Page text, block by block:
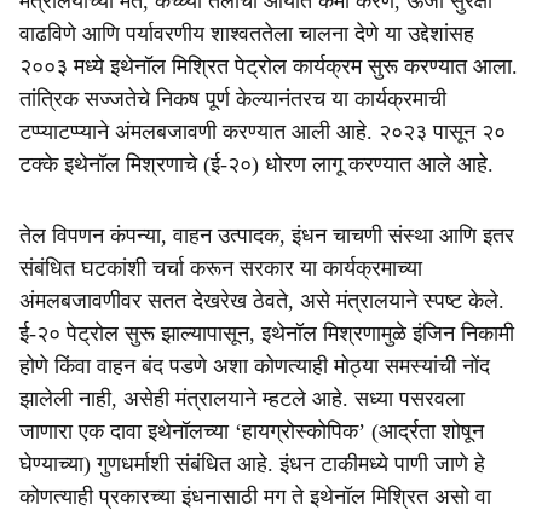
वाढविणे आणि पर्यावरणीय शाश्वततेला चालना देणे या उद्देशांसह
२००३ मध्ये इथेनॉल मिश्रित पेट्रोल कार्यक्रम सुरू करण्यात आला.
तांत्रिक सज्जतेचे निकष पूर्ण केल्यानंतरच या कार्यक्रमाची
टप्प्याटप्प्याने अंमलबजावणी करण्यात आली आहे. २०२३ पासून २०
टक्के इथेनॉल मिश्रणाचे (ई-२०) धोरण लागू करण्यात आले आहे.
तेल विपणन कंपन्या, वाहन उत्पादक, इंधन चाचणी संस्था आणि इतर
संबंधित घटकांशी चर्चा करून सरकार या कार्यक्रमाच्या
अंमलबजावणीवर सतत देखरेख ठेवते, असे मंत्रालयाने स्पष्ट केले.
ई-२० पेट्रोल सुरू झाल्यापासून, इथेनॉल मिश्रणामुळे इंजिन निकामी
होणे किंवा वाहन बंद पडणे अशा कोणत्याही मोठ्या समस्यांची नोंद
झालेली नाही, असेही मंत्रालयाने म्हटले आहे. सध्या पसरवला
जाणारा एक दावा इथेनॉलच्या ‘हायग्रोस्कोपिक’ (आर्द्रता शोषून
घेण्याच्या) गुणधर्माशी संबंधित आहे. इंधन टाकीमध्ये पाणी जाणे हे
कोणत्याही प्रकारच्या इंधनासाठी मग ते इथेनॉल मिश्रित असो वा